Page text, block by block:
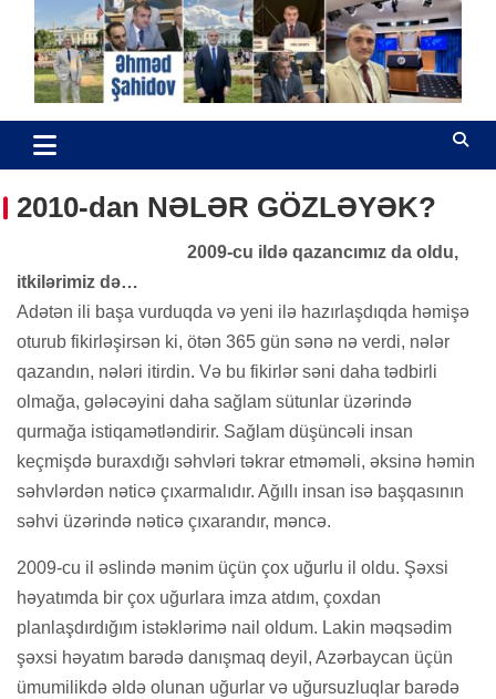
content
Əhməd Şahidov
Hüquq müdafiəçisi
2010-dan NƏLƏR GÖZLƏYƏK?
2009-cu ildə qazancımız da oldu,
itkilərimiz də…
Adətən ili başa vurduqda və yeni ilə hazırlaşdıqda həmişə
oturub fikirləşirsən ki, ötən 365 gün sənə nə verdi, nələr
qazandın, nələri itirdin. Və bu fikirlər səni daha tədbirli
olmağa, gələcəyini daha sağlam sütunlar üzərində
qurmağa istiqamətləndirir. Sağlam düşüncəli insan
keçmişdə buraxdığı səhvləri təkrar etməməli, əksinə həmin
səhvlərdən nəticə çıxarmalıdır. Ağıllı insan isə başqasının
səhvi üzərində nəticə çıxarandır, məncə.
2009-cu il əslində mənim üçün çox uğurlu il oldu. Şəxsi
həyatımda bir çox uğurlara imza atdım, çoxdan
planlaşdırdığım istəklərimə nail oldum. Lakin məqsədim
şəxsi həyatım barədə danışmaq deyil, Azərbaycan üçün
ümumilikdə əldə olunan uğurlar və uğursuzluqlar barədə